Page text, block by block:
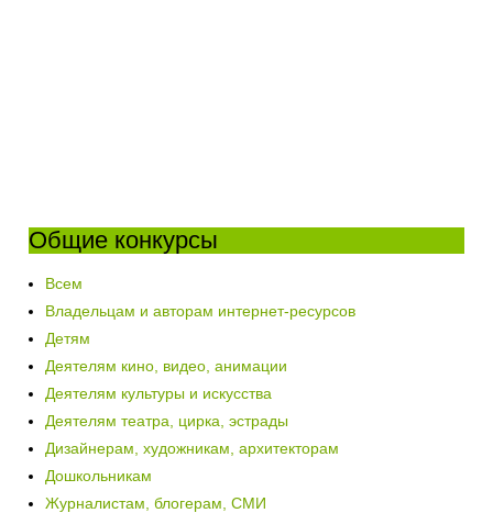
Общие конкурсы
Всем
Владельцам и авторам интернет-ресурсов
Детям
Деятелям кино, видео, анимации
Деятелям культуры и искусства
Деятелям театра, цирка, эстрады
Дизайнерам, художникам, архитекторам
Дошкольникам
Журналистам, блогерам, СМИ